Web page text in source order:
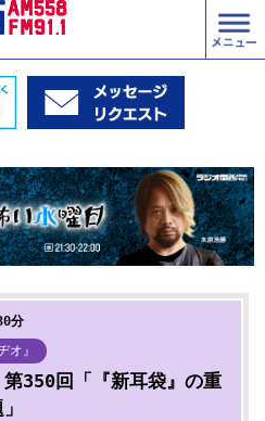
分
オ』
第350回「『新耳袋』の重